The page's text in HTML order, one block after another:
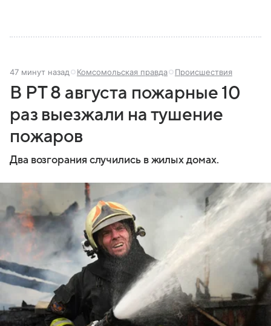
47 минут назад Комсомольская правда Происшествия
В РТ 8 августа пожарные 10
раз выезжали на тушение
пожаров
Два возгорания случились в жилых домах.